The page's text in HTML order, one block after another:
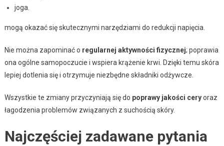
joga.
mogą okazać się skutecznymi narzędziami do redukcji napięcia.
Nie można zapominać o regularnej aktywności fizycznej; poprawia
ona ogólne samopoczucie i wspiera krążenie krwi. Dzięki temu skóra
lepiej dotlenia się i otrzymuje niezbędne składniki odżywcze.
Wszystkie te zmiany przyczyniają się do poprawy jakości ceryoraz
łagodzenia problemów związanych z suchością skóry.
Najczęściej zadawane pytania